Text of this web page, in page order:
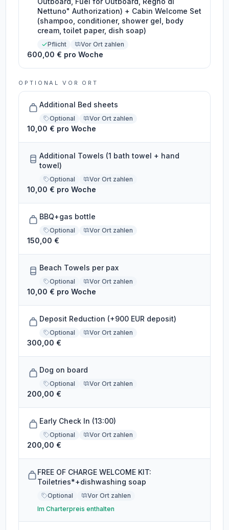
Nettuno" Authorization) + Cabin Welcome Set
(shampoo, conditioner, shower gel, body
cream, toilet paper, dish soap)
Pflicht Vor Ort zahlen
600,00 € pro Woche
OPTIONAL VOR ORT
Additional Bed sheets
Optional Vor Ort zahlen
10,00 € pro Woche
Additional Towels (1 bath towel + hand
towel)
Optional Vor Ort zahlen
10,00 € pro Woche
BBQ+gas bottle
Optional Vor Ort zahlen
150,00 €
Beach Towels per pax
Optional Vor Ort zahlen
10,00 € pro Woche
Deposit Reduction (+900 EUR deposit)
Optional Vor Ort zahlen
300,00 €
Dog on board
Optional Vor Ort zahlen
200,00 €
Early Check In (13:00)
Optional Vor Ort zahlen
200,00 €
FREE OF CHARGE WELCOME KIT:
Toiletries*+dishwashing soap
Optional
Vor Ort zahlen
Im Charterpreis enthalten